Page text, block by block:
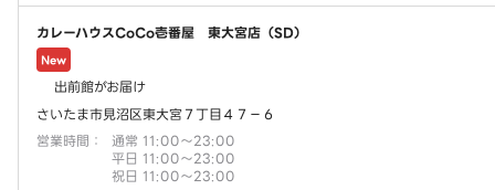
カレーハウスCoCo壱番屋 東大宮店（SD）
New
出前館がお届け
さいたま市見沼区東大宮７丁目４７－６
営業時間 ：
通常 11:00～23:00
平日 11:00～23:00
祝日 11:00～23:00